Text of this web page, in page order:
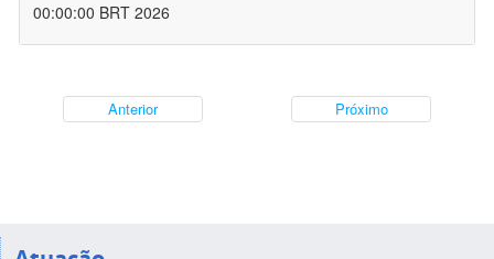
00:00:00 BRT 2026
Anterior Próximo